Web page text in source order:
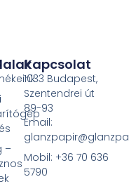
–
Kapcsolat
1033 Budapest,
Szentendrei út
89-93
Email:
Mobil: +36 70 636
5790